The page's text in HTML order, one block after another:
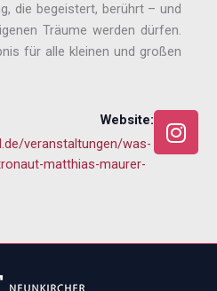
die begeistert, berührt – und
Träume werden dürfen.
für alle kleinen und großen
Website:
veranstaltungen/was-
matthias-maurer-
I
n